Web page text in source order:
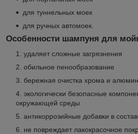
для туннельных моек
для ручных автомоек.
Особенности шампуня для
удаляет сложные загрязнения
обильное пенообразование
бережная очистка хрома и
экологически безопасные
окружающей среды
антикоррозийные добавки в
не повреждает лакокрасочное